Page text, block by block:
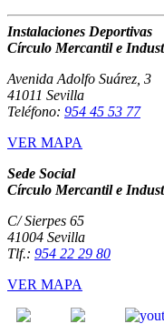
Instalaciones Deportivas
Círculo Mercantil e
Avenida Adolfo Suárez, 3
41011 Sevilla
Teléfono: 954 45 53 77
VER MAPA
Sede Social
Círculo Mercantil e
C/ Sierpes 65
41004 Sevilla
Tlf.: 954 22 29 80
VER MAPA